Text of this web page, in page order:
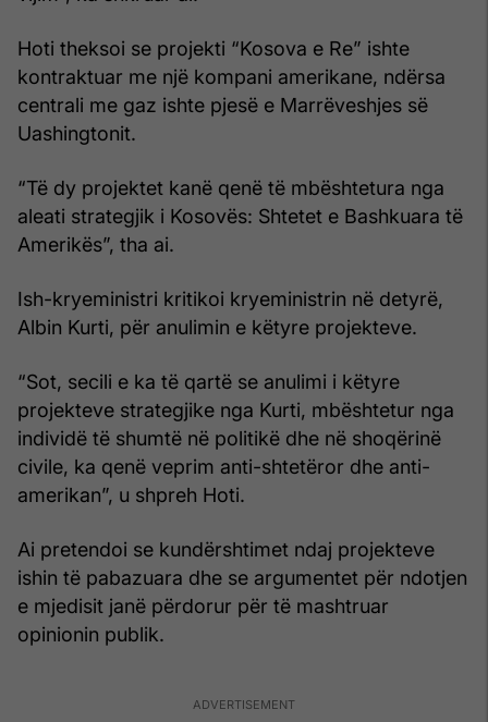
Hoti theksoi se projekti “Kosova e Re” ishte
kontraktuar me një kompani amerikane, ndërsa
centrali me gaz ishte pjesë e Marrëveshjes së
Uashingtonit.
“Të dy projektet kanë qenë të mbështetura nga
aleati strategjik i Kosovës: Shtetet e Bashkuara të
Amerikës”, tha ai.
Ish-kryeministri kritikoi kryeministrin në detyrë,
Albin Kurti, për anulimin e këtyre projekteve.
“Sot, secili e ka të qartë se anulimi i këtyre
projekteve strategjike nga Kurti, mbështetur nga
individë të shumtë në politikë dhe në shoqërinë
civile, ka qenë veprim anti-shtetëror dhe anti-
amerikan”, u shpreh Hoti.
Ai pretendoi se kundërshtimet ndaj projekteve
ishin të pabazuara dhe se argumentet për ndotjen
e mjedisit janë përdorur për të mashtruar
opinionin publik.